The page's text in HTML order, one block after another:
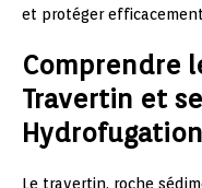
et protéger
Comprendre
Travertin et
Hydrofugation
Le travertin, roche